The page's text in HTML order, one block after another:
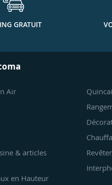
GRATUIT
Air
& articles
en Hauteur